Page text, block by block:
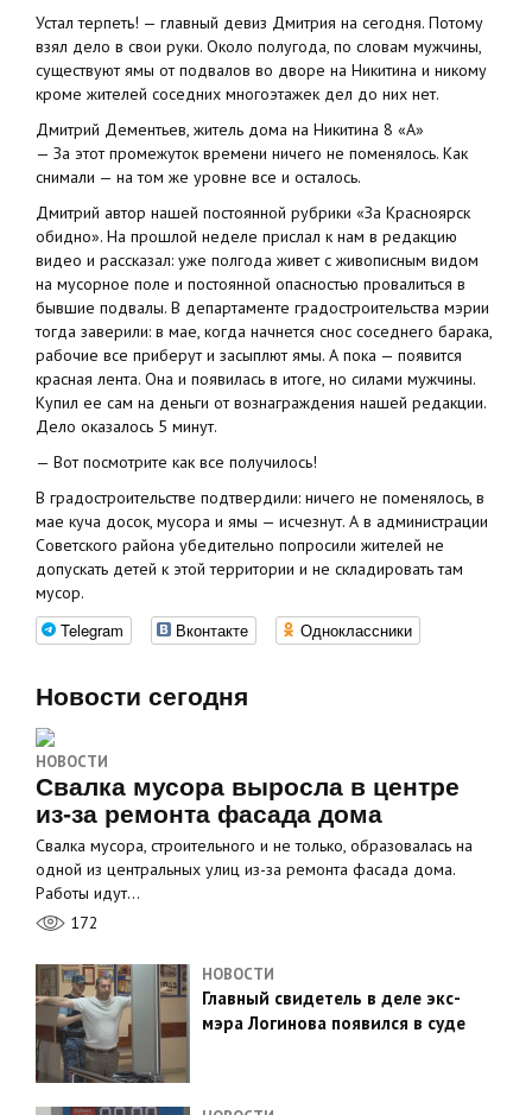
Устал терпеть! — главный девиз Дмитрия на сегодня. Потому
взял дело в свои руки. Около полугода, по словам мужчины,
существуют ямы от подвалов во дворе на Никитина и никому
кроме жителей соседних многоэтажек дел до них нет.
Дмитрий Дементьев, житель дома на Никитина 8 «А»
— За этот промежуток времени ничего не поменялось. Как
снимали — на том же уровне все и осталось.
Дмитрий автор нашей постоянной рубрики «За Красноярск
обидно». На прошлой неделе прислал к нам в редакцию
видео и рассказал: уже полгода живет с живописным видом
на мусорное поле и постоянной опасностью провалиться в
бывшие подвалы. В департаменте градостроительства мэрии
тогда заверили: в мае, когда начнется снос соседнего барака,
рабочие все приберут и засыплют ямы. А пока — появится
красная лента. Она и появилась в итоге, но силами мужчины.
Купил ее сам на деньги от вознаграждения нашей редакции.
Дело оказалось 5 минут.
— Вот посмотрите как все получилось!
В градостроительстве подтвердили: ничего не поменялось, в
мае куча досок, мусора и ямы — исчезнут. А в администрации
Советского района убедительно попросили жителей не
допускать детей к этой территории и не складировать там
мусор.
Telegram Вконтакте Одноклассники
Новости сегодня
НОВОСТИ
Свалка мусора выросла в центре
из-за ремонта фасада дома
Свалка мусора, строительного и не только, образовалась на
одной из центральных улиц из-за ремонта фасада дома.
Работы идут…
172
НОВОСТИ
Главный свидетель в деле экс-
мэра Логинова появился в суде